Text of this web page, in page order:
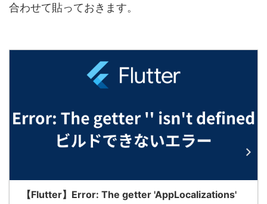
合わせて貼っておきます。
【Flutter】Error: The getter 'AppLocalizations'